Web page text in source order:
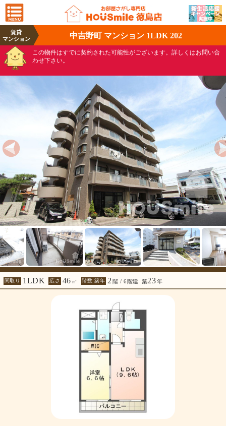
賃貸
マンション
中吉野町 マンション 1LDK 202
この物件はすでに契約された可能性がございます。詳しくはお問い合
わせ下さい。
間取り 1LDK 広さ 46 ㎡ 階数 築年 2 階 / 6階建 築23年